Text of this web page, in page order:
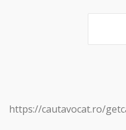
https://cautavocat.ro/